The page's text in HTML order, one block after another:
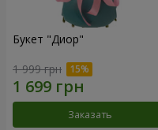
Букет "Диор"
1 999 грн
Заказать